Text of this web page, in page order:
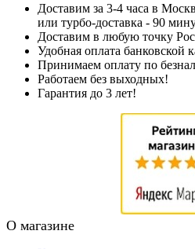
Доставим за 3-4 часа в
или турбо-доставка - 90
Доставим в любую точку
Удобная оплата банковской
Принимаем оплату по
Работаем без выходных!
Гарантия до 3 лет!
О магазине